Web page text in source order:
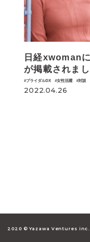
日経xwoman
が掲載されま
ブライダルDX 女性活躍 対談
2022.04.26
2020 © Yazawa Ventures inc.